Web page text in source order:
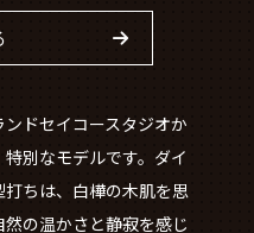
ドセイコースタジオか
別なモデルです。ダイ
ちは、白樺の木肌を思
の温かさと静寂を感じ